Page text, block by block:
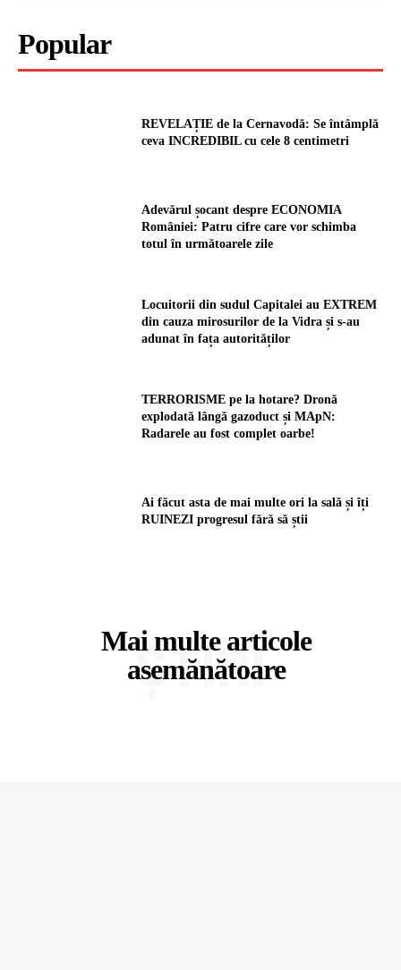
Popular
REVELAȚIE de la Cernavodă: Se întâmplă
ceva INCREDIBIL cu cele 8 centimetri
Adevărul șocant despre ECONOMIA
României: Patru cifre care vor schimba
totul în următoarele zile
Locuitorii din sudul Capitalei au EXTREM
din cauza mirosurilor de la Vidra și s-au
adunat în fața autorităților
TERRORISME pe la hotare? Dronă
explodată lângă gazoduct și MApN:
Radarele au fost complet oarbe!
Ai făcut asta de mai multe ori la sală și îți
RUINEZI progresul fără să știi
Mai multe articole
asemănătoare
ȘTIRI